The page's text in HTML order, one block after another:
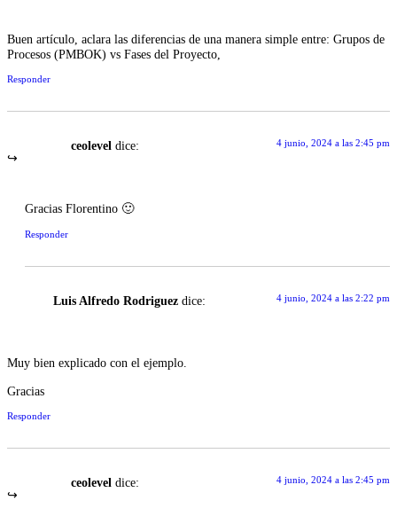
Buen artículo, aclara las diferencias de una manera simple entre: Grupos de
Procesos (PMBOK) vs Fases del Proyecto,
Responder
ceolevel dice: 4 junio, 2024 a las 2:45 pm
Gracias Florentino 🙂
Responder
Luis Alfredo Rodriguez dice: 4 junio, 2024 a las 2:22 pm
Muy bien explicado con el ejemplo.
Gracias
Responder
ceolevel dice: 4 junio, 2024 a las 2:45 pm